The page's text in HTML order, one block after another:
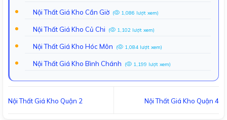
Nội Thất Giá Kho Cần Giờ ( 1,086 lượt xem)
Nội Thất Giá Kho Củ Chi ( 1,102 lượt xem)
Nội Thất Giá Kho Hóc Môn ( 1,084 lượt xem)
Nội Thất Giá Kho Bình Chánh ( 1,199 lượt xem)
Nội Thất Giá Kho Quận 2 Nội Thất Giá Kho Quận 4